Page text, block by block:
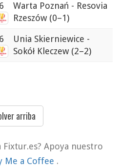
Warta Poznań - Resovia
Rzeszów (0–1)
Unia Skierniewice -
Sokół Kleczew (2–2)
arriba
Fixtur.es? Apoya nuestro
Me a Coffee .